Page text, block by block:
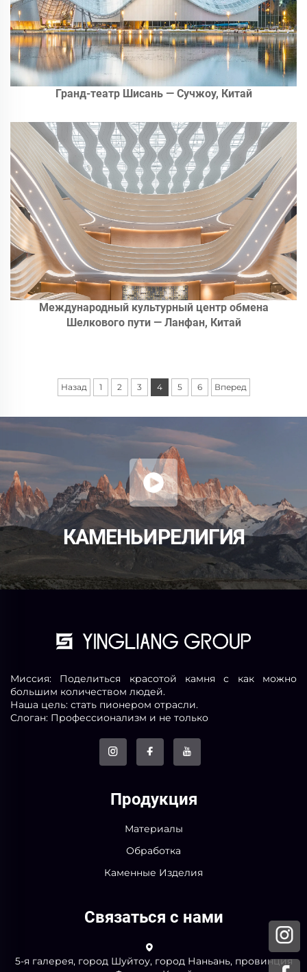
Гранд-театр Шисань — Сучжоу, Китай
Международный культурный центр обмена
Шелкового пути — Ланфан, Китай
Назад 1 2 3 4 5 6 Вперед
КАМЕНЬ И РЕЛИГИЯ
Миссия: Поделиться красотой камня с как можно
большим количеством людей.
Наша цель: стать пионером отрасли.
Слоган: Профессионализм и не только
Продукция
Материалы
Обработка
Каменные Изделия
Связаться с нами
5-я галерея, город Шуйтоу, город Наньань, провинция